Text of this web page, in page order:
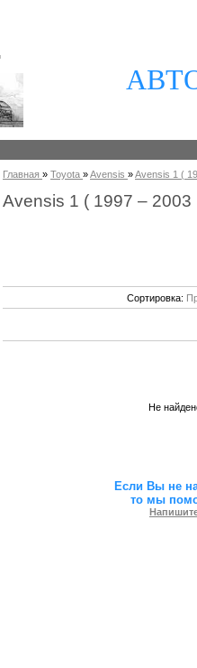
Главная » Toyota »Avensis »Avensis 1 (
Avensis 1 ( 1997 – 2003
Сортировка:
Не
Если Вы не
то мы